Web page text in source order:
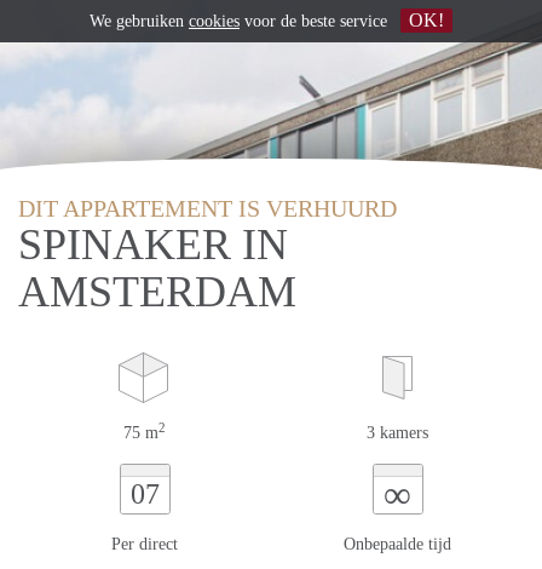
DIT APPARTEMENT IS VERHUURD
SPINAKER IN
AMSTERDAM
75 m2 3 kamers
07
Per direct
∞
Onbepaalde tijd
We gebruiken cookies voor de beste service OK!